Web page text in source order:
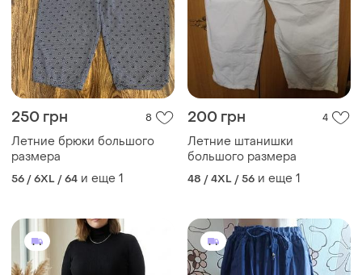
250 грн 8
Летние брюки большого
размера
56 / 6XL / 64 и еще 1
200 грн 4
Летние штанишки
большого размера
48 / 4XL / 56 и еще 1